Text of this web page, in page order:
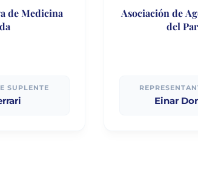
de Medicina
SUPLENTE
Asociación de
del
Einar